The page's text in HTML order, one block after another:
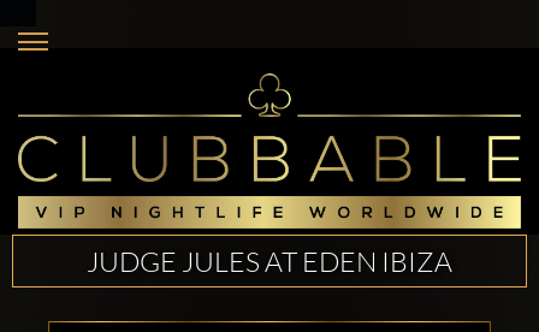
JUDGE JULES AT EDEN IBIZA